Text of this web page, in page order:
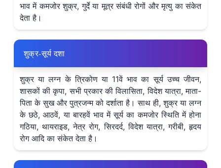
भाव में कमजोर शुक्र, गुर्दे या मूत्र संबंधी रोगों और मृत्यु का संकेत
देता है।
शुक्र-सूर्य दशा
शुक्र या लग्न के त्रिकोण या 11वें भाव का सूर्य उच्च जीवन,
शासकों की कृपा, सभी प्रकार की विलासिता, विदेश यात्रा, माता-
पिता के सुख और पुत्रजन्म को दर्शाता है। साथ ही, शुक्र या लग्न
के छठे, आठवें, या बारहवें भाव में सूर्य का कमजोर स्थिति में होना
गठिया, थायराइड, नेत्र रोग, सिरदर्द, विदेश यात्रा, गरीबी, हृदय
रोग आदि का संकेत देता है।